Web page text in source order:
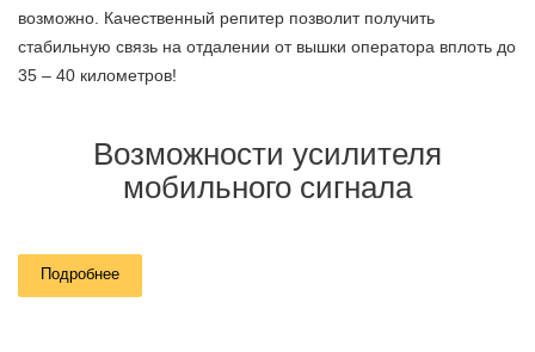
возможно. Качественный репитер позволит получить
стабильную связь на отдалении от вышки оператора вплоть до
35 – 40 километров!
Возможности усилителя
мобильного сигнала
стабильную связь на площади до 1500 м2 (можно
Подробнее